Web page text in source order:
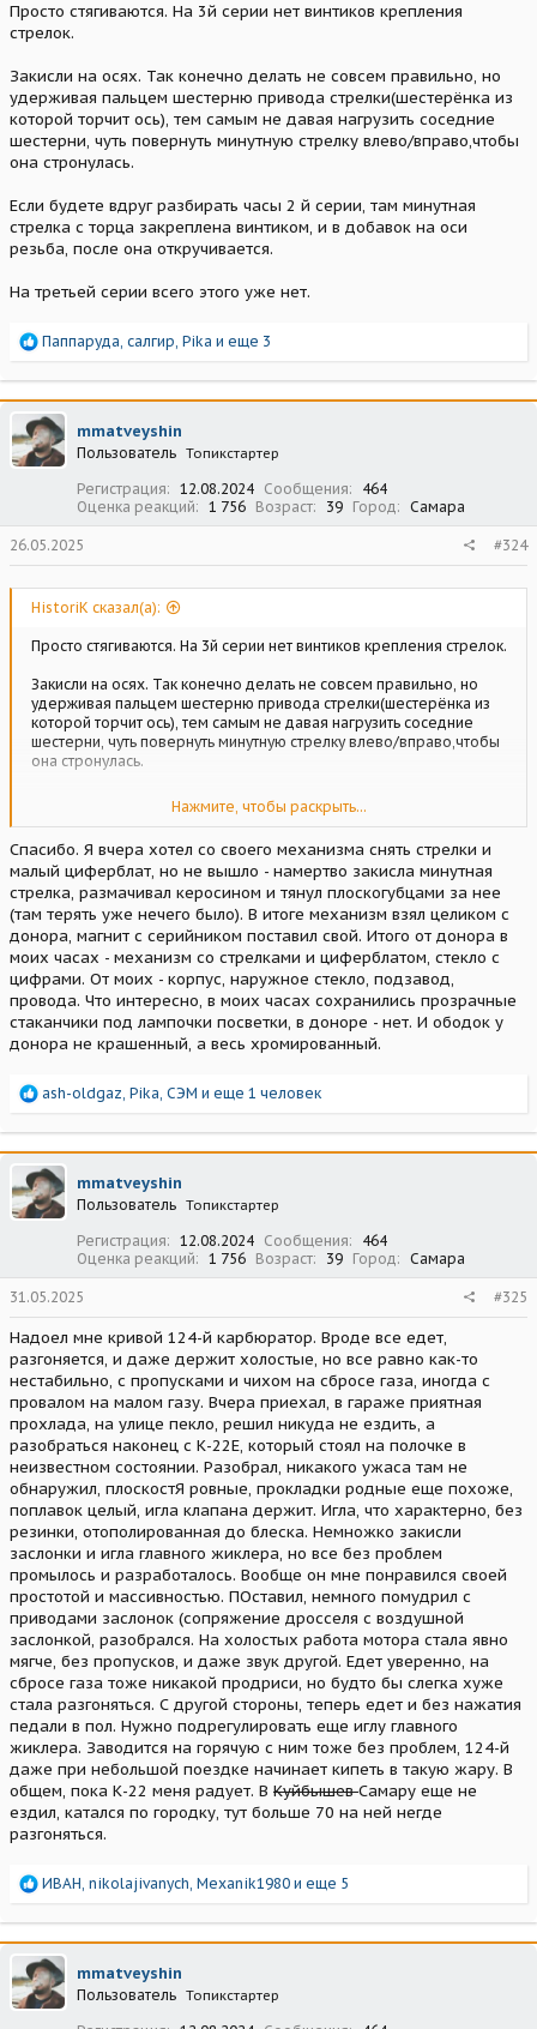
Просто стягиваются. На 3й серии нет винтиков крепления
стрелок.
Закисли на осях. Так конечно делать не совсем правильно, но
удерживая пальцем шестерню привода стрелки(шестерёнка из
которой торчит ось), тем самым не давая нагрузить соседние
шестерни, чуть повернуть минутную стрелку влево/вправо,чтобы
она стронулась.
Если будете вдруг разбирать часы 2 й серии, там минутная
стрелка с торца закреплена винтиком, и в добавок на оси
резьба, после она откручивается.
На третьей серии всего этого уже нет.
Р
а
к
ц
и
и
Паппаруда, салгир, Pika и еще 3
mmatveyshin
Пользователь Топикстартер
Регистрация 12.08.2024 Сообщения
464
Оценка реакций
1 756 Возраст 39 Город Самара
26.05.2025 #324
HistoriK сказал(а):
Просто стягиваются. На 3й серии нет винтиков крепления стрелок.
Закисли на осях. Так конечно делать не совсем правильно, но
удерживая пальцем шестерню привода стрелки(шестерёнка из
которой торчит ось), тем самым не давая нагрузить соседние
шестерни, чуть повернуть минутную стрелку влево/вправо,чтобы
она стронулась.
Если будете вдруг разбирать часы 2 й серии, там минутная
стрелка с торца закреплена винтиком, и в добавок на оси резьба,
На третьей серии всего этого уже нет.
Нажмите, чтобы раскрыть...
Спасибо. Я вчера хотел со своего механизма снять стрелки и
малый циферблат, но не вышло - намертво закисла минутная
стрелка, размачивал керосином и тянул плоскогубцами за нее
(там терять уже нечего было). В итоге механизм взял целиком с
донора, магнит с серийником поставил свой. Итого от донора в
моих часах - механизм со стрелками и циферблатом, стекло с
цифрами. От моих - корпус, наружное стекло, подзавод,
провода. Что интересно, в моих часах сохранились прозрачные
стаканчики под лампочки посветки, в доноре - нет. И ободок у
донора не крашенный, а весь хромированный.
Р
а
к
ц
и
и
ash-oldgaz Pika СЭМ и еще 1 человек
mmatveyshin
Пользователь Топикстартер
Регистрация 12.08.2024 Сообщения
464
Оценка реакций
1 756 Возраст 39 Город Самара
31.05.2025 #325
Надоел мне кривой 124-й карбюратор. Вроде все едет,
разгоняется, и даже держит холостые, но все равно как-то
нестабильно, с пропусками и чихом на сбросе газа, иногда с
провалом на малом газу. Вчера приехал, в гараже приятная
прохлада, на улице пекло, решил никуда не ездить, а
разобраться наконец с К-22Е, который стоял на полочке в
неизвестном состоянии. Разобрал, никакого ужаса там не
обнаружил, плоскостЯ ровные, прокладки родные еще похоже,
поплавок целый, игла клапана держит. Игла, что характерно, без
резинки, отополированная до блеска. Немножко закисли
заслонки и игла главного жиклера, но все без проблем
промылось и разработалось. Вообще он мне понравился своей
простотой и массивностью. ПОставил, немного помудрил с
приводами заслонок (сопряжение дросселя с воздушной
заслонкой, разобрался. На холостых работа мотора стала явно
мягче, без пропусков, и даже звук другой. Едет уверенно, на
сбросе газа тоже никакой продриси, но будто бы слегка хуже
стала разгоняться. С другой стороны, теперь едет и без нажатия
педали в пол. Нужно подрегулировать еще иглу главного
жиклера. Заводится на горячую с ним тоже без проблем, 124-й
даже при небольшой поездке начинает кипеть в такую жару. В
общем, пока К-22 меня радует. В КуйбышевСамару еще не
ездил, катался по городку, тут больше 70 на ней негде
разгоняться.
Р
а
к
ц
и
и
ИВАН nikolajivanych Mexanik1980 и еще 5
mmatveyshin
Пользователь Топикстартер